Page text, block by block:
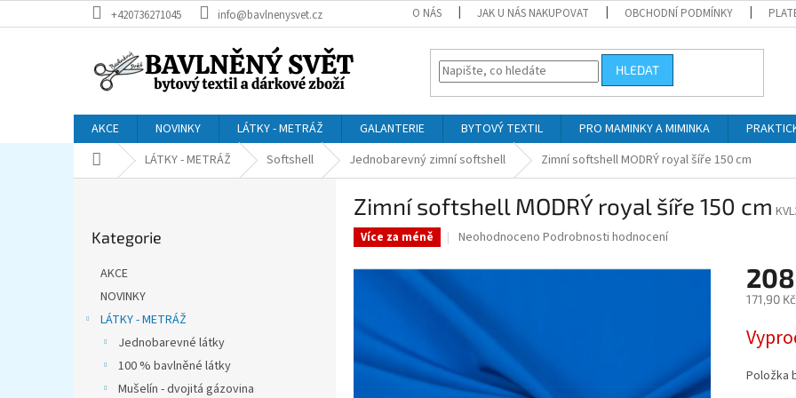
na
+420736271045 info@bavlnenysvet.cz O NÁS JAK U NÁS NAKUPOVAT OBCHODNÍ PODMÍNKY
HLEDAT
AKCE NOVINKY LÁTKY - METRÁŽ GALANTERIE BYTOVÝ TEXTIL PRO MAMINKY A MIMINKA
Domů LÁTKY - METRÁŽ Softshell Jednobarevný zimní softshell Zimní softshell MODRÝ royal šíře 150 cm
kategorie
Kategorie
AKCE
NOVINKY
LÁTKY - METRÁŽ
Jednobarevné látky
100 % bavlněné látky
Mušelín - dvojitá gázovina
Zimní softshell MODRÝ royal šíře 150 cm
Více za méně
Průměrné
produktu
0,0
hvězdiček.
Neohodnoceno Podrobnosti hodnocení
171,90
cena:
Položka